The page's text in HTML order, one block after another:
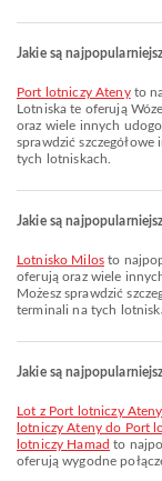
Jakie są
Port lotniczy Atenyto
Lotniska te oferują
oraz wiele innych
sprawdzić
tych lotniskach.
Jakie są
Lotnisko Milosto
oferują oraz wiele
Możesz sprawdzić
terminali na tych
Jakie są
lot z Port lotniczy
lotniczy Ateny do Port
lotniczy Hamad to
oferują wygodne